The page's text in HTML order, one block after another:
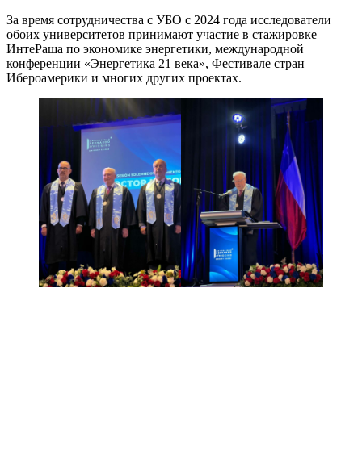
За время сотрудничества с УБО с 2024 года исследователи
обоих университетов принимают участие в стажировке
ИнтеРаша по экономике энергетики, международной
конференции «Энергетика 21 века», Фестивале стран
Ибероамерики и многих других проектах.